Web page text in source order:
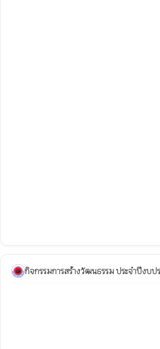
กิจกรรมการสร้างวัฒนธรรม ประจำปีงบ